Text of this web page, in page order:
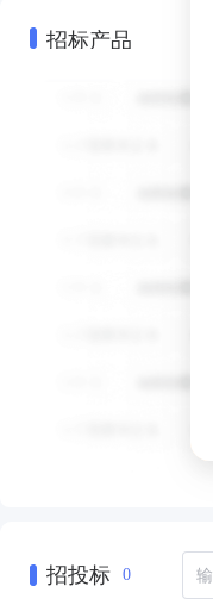
招标产品
招投标 0